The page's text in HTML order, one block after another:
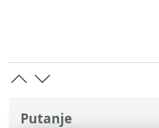
Putanje